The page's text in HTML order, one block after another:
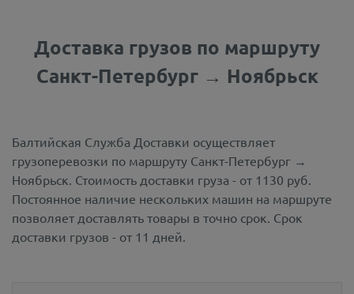
Доставка грузов по маршруту
Санкт-Петербург → Ноябрьск
Балтийская Служба Доставки осуществляет
грузоперевозки по маршруту Санкт-Петербург →
Ноябрьск. Стоимость доставки груза - от 1130 руб.
Постоянное наличие нескольких машин на маршруте
позволяет доставлять товары в точно срок. Срок
доставки грузов - от 11 дней.